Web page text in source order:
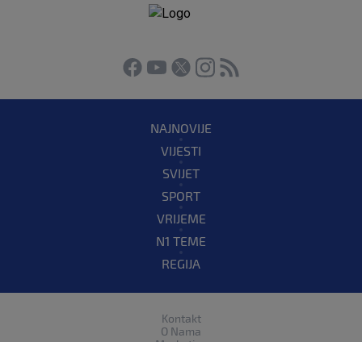
NAJNOVIJE
VIJESTI
SVIJET
SPORT
VRIJEME
N1 TEME
REGIJA
Kontakt
O Nama